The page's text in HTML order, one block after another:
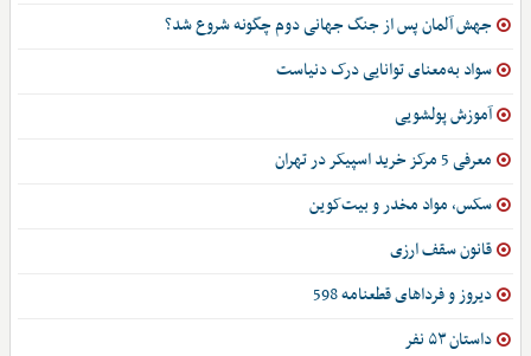
جهش آلمان پس از جنگ جهانی دوم چگونه شروع شد؟
سواد به‌معنای توانایی درک دنیاست
آموزش پولشویی
معرفی 5 مرکز خرید اسپیکر در تهران
سکس، مواد مخدر و بیت‌کوین
قانون سقف ارزی
دیروز و فرداهای قطعنامه 598
داستان ۵۳ نفر